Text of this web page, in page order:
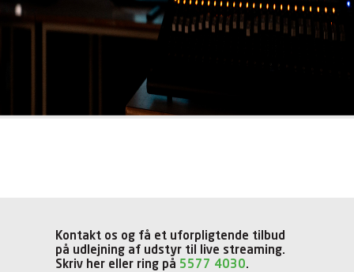
Kontakt os og få et uforpligtende tilbud
på udlejning af udstyr til live streaming.
Skriv her eller ring på 5577 4030.